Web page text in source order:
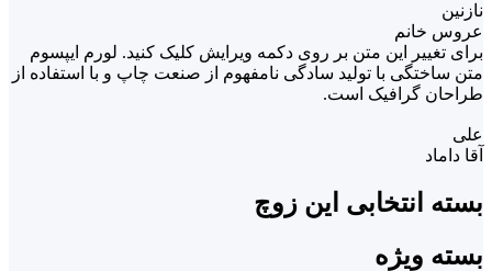
نازنین
عروس خانم
برای تغییر این متن بر روی دکمه ویرایش کلیک کنید. لورم ایپسوم
متن ساختگی با تولید سادگی نامفهوم از صنعت چاپ و با استفاده از
طراحان گرافیک است.
علی
آقا داماد
بسته انتخابی این زوچ
بسته ویژه